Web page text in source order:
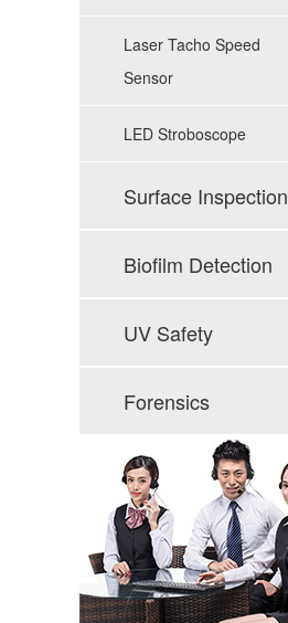
Laser Tacho Speed
Sensor
LED Stroboscope
Surface Inspection
Biofilm Detection
UV Safety
Forensics